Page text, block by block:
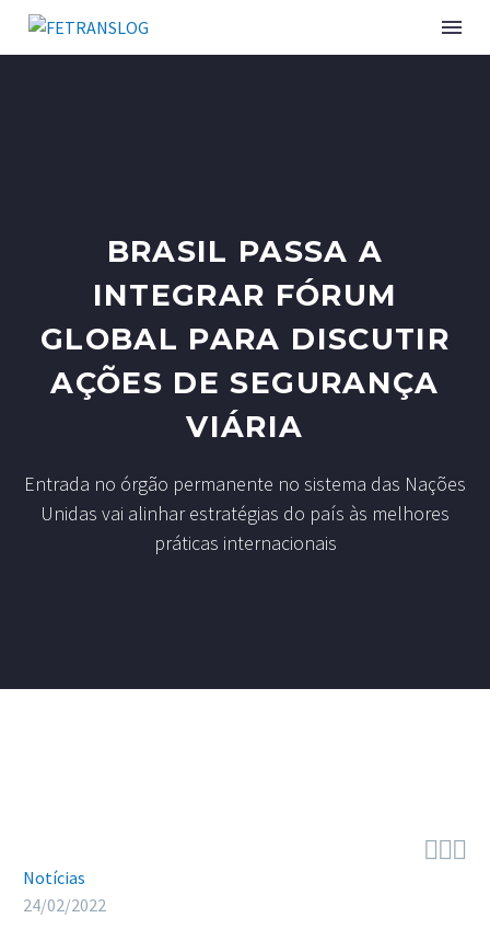
SERVIÇOS
CURSOS E EVENTOS
PUBLICAÇÕES
BRASIL PASSA A
INTEGRAR FÓRUM
GLOBAL PARA DISCUTIR
AÇÕES DE SEGURANÇA
VIÁRIA
Entrada no órgão permanente no sistema das Nações
Unidas vai alinhar estratégias do país às melhores
práticas internacionais

Notícias
24/02/2022